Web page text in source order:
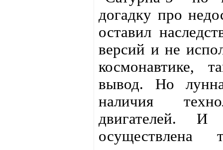
догадку про
оставил
версий и не
космонавтике,
вывод. Но
наличия
двигателей.
осуществлена